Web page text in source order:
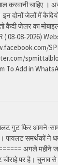
करवानी चाहिए
इन दोनों जेलों में
कैदी जेलर का
( 08-08-2026)
Add in
गुट फिर आमने-
पायलट समर्थकों ने
अगले महीने
पर है। चुनाव से